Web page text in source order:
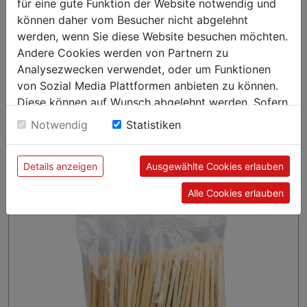
Staffelpreise
Anzahl
Preis je VPE (netto)
ab 2 Kt
ab 15 Kt
Karton = 10.000 Stück
Verpackt zu 40 x 250 Stück
für eine gute Funktion der Website notwendig und
können daher vom Besucher nicht abgelehnt
werden, wenn Sie diese Website besuchen möchten.
Andere Cookies werden von Partnern zu
Analysezwecken verwendet, oder um Funktionen
von Sozial Media Plattformen anbieten zu können.
Diese können auf Wunsch abgelehnt werden. Sofern
sie unsere Webseite weiter nutzen, geben Sie
Einwilligung zu unseren Cookies.
Notwendig Statistiken
Details anzeigen Ausgewählte Cookies erlauben
Alle Cookies erlauben